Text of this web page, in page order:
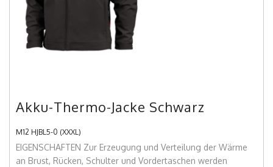
Akku-Thermo-Jacke Schwarz
M12 HJBL5-0 (XXXL)
EIGENSCHAFTEN Zur Erzeugung und Verteilung der Wärme
an Brust, Rücken, Schulter und Vordertaschen werden